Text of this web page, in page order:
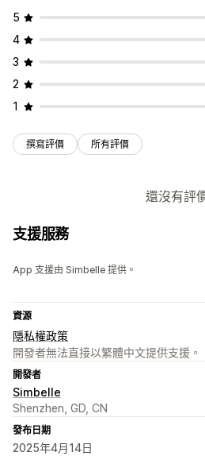
5
4
3
2
1
撰寫評價 所有評價
還沒有評
支援服務
App 支援由 Simbelle 提供。
資源
隱私權政策
開發者無法直接以繁體中文提供支援。
開發者
Simbelle
Shenzhen, GD, CN
發布日期
2025年4月14日